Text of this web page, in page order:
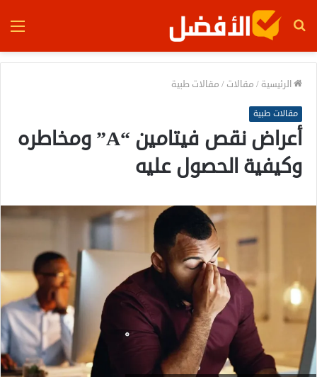
بحث
الرئيسية / مقالات / مقالات طبية
مقالات طبية
أعراض نقص فيتامين “A” ومخاطره
وكيفية الحصول عليه